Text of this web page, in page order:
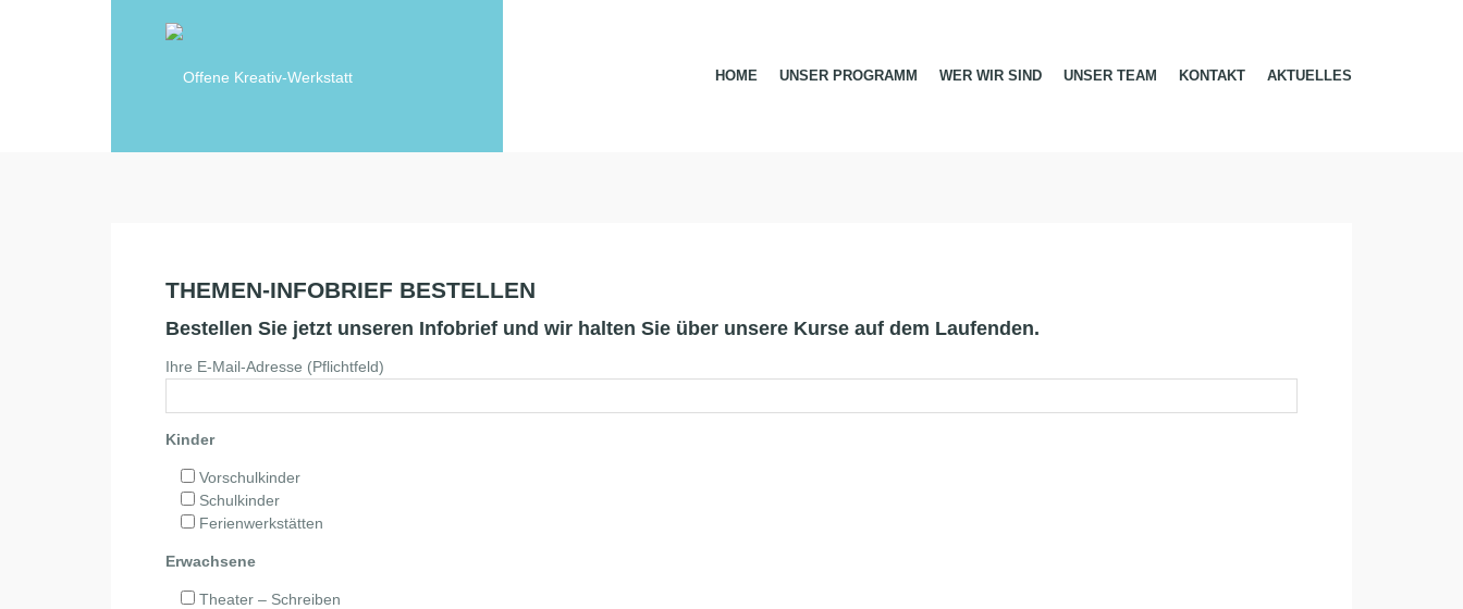
HOME UNSER PROGRAMM WER WIR SIND UNSER TEAM KONTAKT AKTUELLES
THEMEN-INFOBRIEF BESTELLEN
Bestellen Sie jetzt unseren Infobrief und wir halten Sie über unsere Kurse auf dem Laufenden.
Ihre E-Mail-Adresse (Pflichtfeld)
Kinder
Vorschulkinder
Schulkinder
Ferienwerkstätten
Erwachsene
Theater – Schreiben